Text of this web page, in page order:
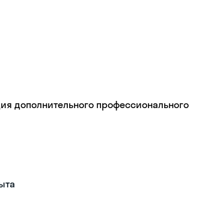
дополнительного профессионального